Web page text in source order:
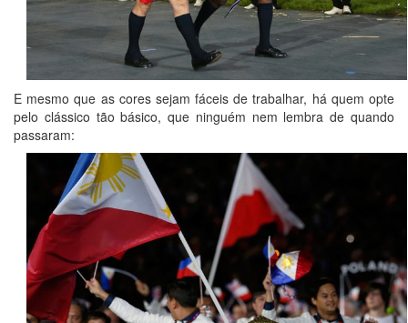
E mesmo que as cores sejam fáceis de trabalhar, há quem opte
pelo clássico tão básico, que ninguém nem lembra de quando
passaram: